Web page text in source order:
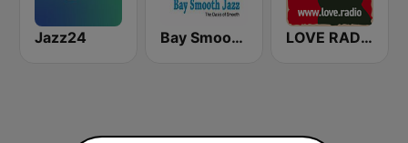
Jazz24 Bay Smooth Jazz LOVE RADIO www.LOVE.radio